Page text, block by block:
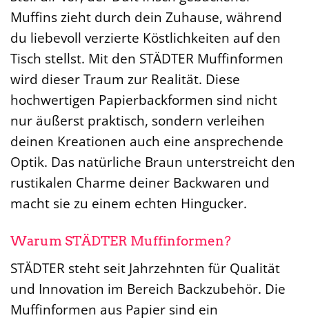
Muffins zieht durch dein Zuhause, während
du liebevoll verzierte Köstlichkeiten auf den
Tisch stellst. Mit den STÄDTER Muffinformen
wird dieser Traum zur Realität. Diese
hochwertigen Papierbackformen sind nicht
nur äußerst praktisch, sondern verleihen
deinen Kreationen auch eine ansprechende
Optik. Das natürliche Braun unterstreicht den
rustikalen Charme deiner Backwaren und
macht sie zu einem echten Hingucker.
Warum STÄDTER Muffinformen?
STÄDTER steht seit Jahrzehnten für Qualität
und Innovation im Bereich Backzubehör. Die
Muffinformen aus Papier sind ein